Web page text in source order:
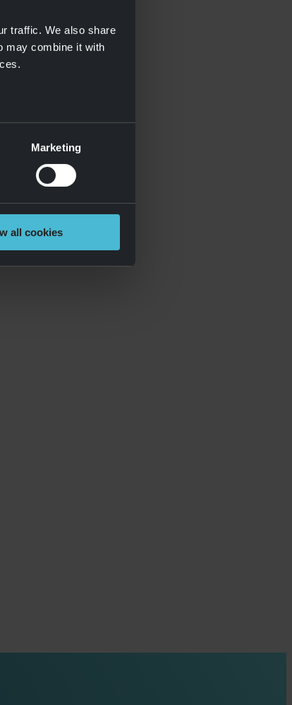
traffic. We also share
may combine it with
Marketing
all cookies